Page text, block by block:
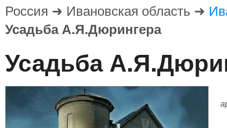
Россия ➜ Ивановская область ➜
Усадьба А.Я.Дюрингера
Усадьба